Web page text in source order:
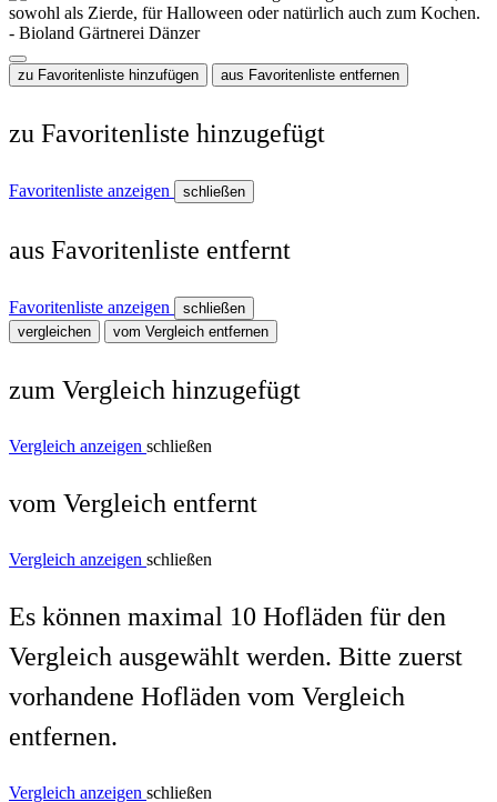
zu Favoritenliste hinzufügen aus Favoritenliste entfernen
zu Favoritenliste hinzugefügt
Favoritenliste anzeigen schließen
aus Favoritenliste entfernt
Favoritenliste anzeigen
schließen
vergleichen
vom Vergleich entfernen
zum Vergleich hinzugefügt
Vergleich anzeigen schließen
vom Vergleich entfernt
Vergleich anzeigen schließen
Es können maximal 10 Hofläden für den
Vergleich ausgewählt werden. Bitte zuerst
vorhandene Hofläden vom Vergleich
entfernen.
Vergleich anzeigen schließen